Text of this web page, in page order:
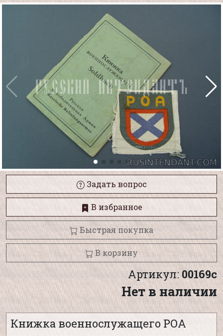
Задать вопрос
В избранное
Быстрая покупка
В корзину
Артикул:00169с
Нет в наличии
Книжка военнослужащего РОА